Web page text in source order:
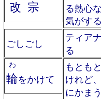
改宗
る熱心
気がする
ごしごし
ティア
る
輪
わ
をかけて
もとも
けれど
にかま